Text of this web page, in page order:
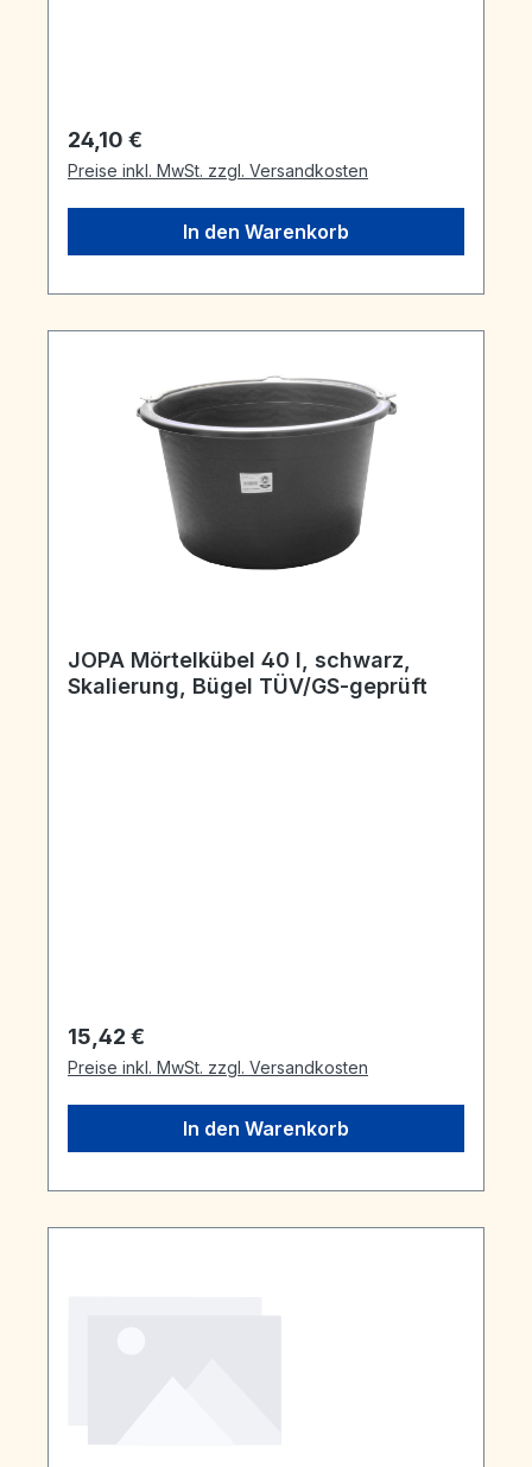
Regulärer Preis:
24,10 €
Preise inkl. MwSt. zzgl. Versandkosten
In den Warenkorb
JOPA Mörtelkübel 40 l, schwarz,
Skalierung, Bügel TÜV/GS-geprüft
Regulärer Preis:
15,42 €
Preise inkl. MwSt. zzgl. Versandkosten
In den Warenkorb